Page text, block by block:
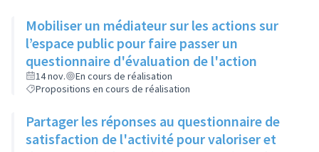
Mobiliser un médiateur sur les actions sur
l’espace public pour faire passer un
questionnaire d'évaluation de l'action
14 nov.
En cours de réalisation
Propositions en cours de réalisation
Partager les réponses au questionnaire de
satisfaction de l'activité pour valoriser et